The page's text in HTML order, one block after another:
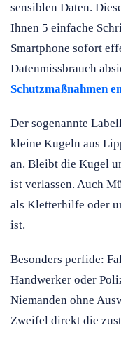
sensiblen Daten.
Ihnen 5 einfache
Smartphone sofort
Datenmissbrauch
Schutzmaßnahmen
Der sogenannte
kleine Kugeln aus
an. Bleibt die Kugel
ist verlassen. Auch
als Kletterhilfe oder
ist.
Besonders perfide:
Handwerker oder
Niemanden ohne
Zweifel direkt die